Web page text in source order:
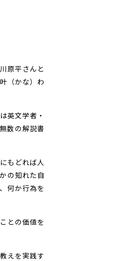
原平さんと
（かな）わ
英文学者・
数の解説書
もどれば人
の知れた自
何か行為を
との価値を
えを実践す